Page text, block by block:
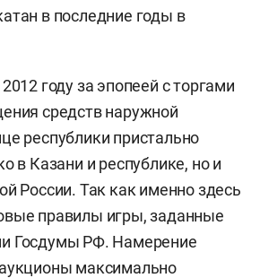
в последние годы в
году за эпопеей с торгами
средств наружной
республики пристально
в Казани и республике, но и
России. Так как именно здесь
правилы игры, заданные
Госдумы РФ. Намерение
максимально